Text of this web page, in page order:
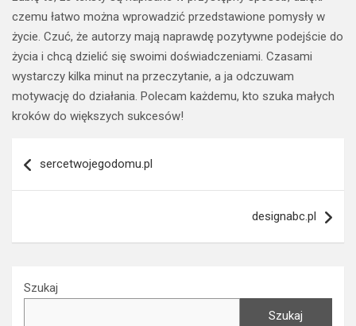
czemu łatwo można wprowadzić przedstawione pomysły w
życie. Czuć, że autorzy mają naprawdę pozytywne podejście do
życia i chcą dzielić się swoimi doświadczeniami. Czasami
wystarczy kilka minut na przeczytanie, a ja odczuwam
motywację do działania. Polecam każdemu, kto szuka małych
kroków do większych sukcesów!
wpisu
sercetwojegodomu.pl
designabc.pl
Szukaj
Szukaj